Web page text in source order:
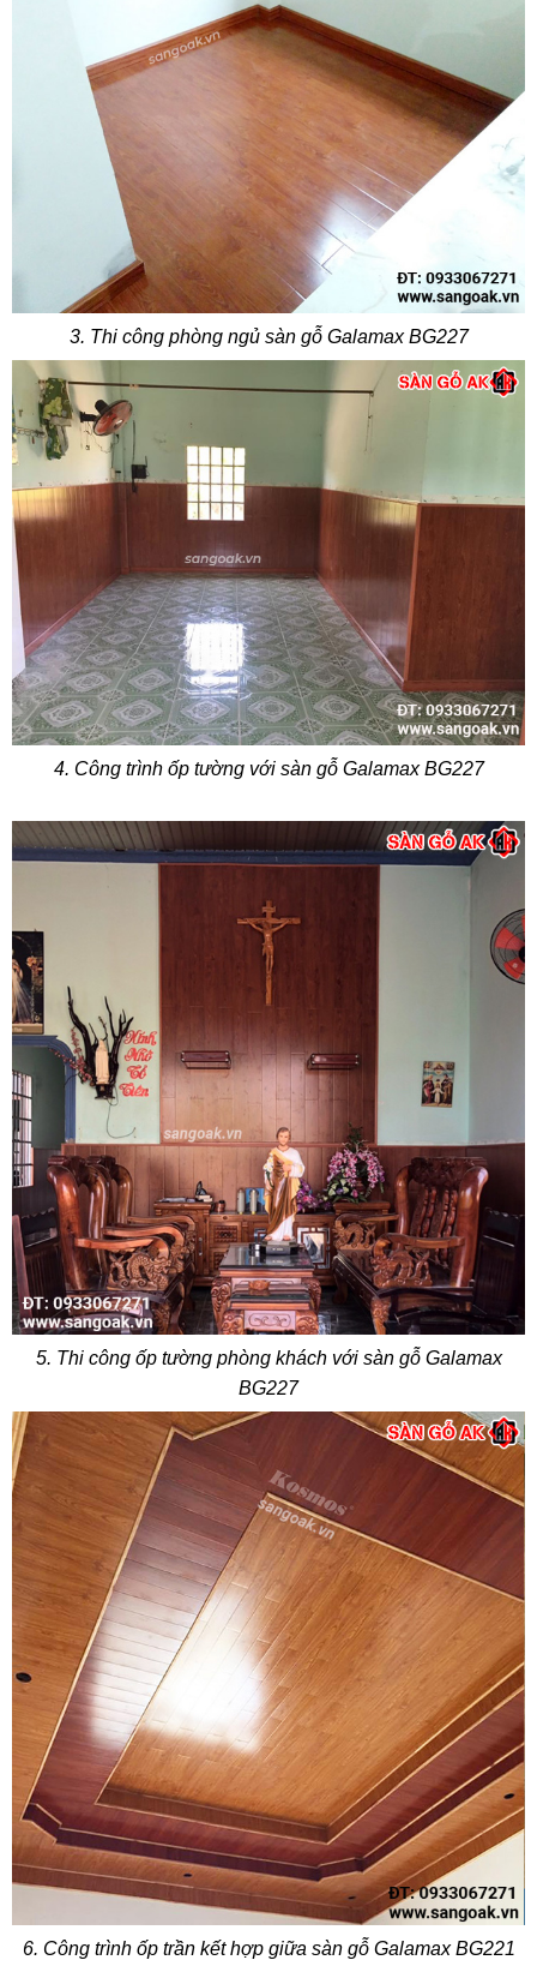
3. Thi công phòng ngủ sàn gỗ Galamax BG227
4. Công trình ốp tường với sàn gỗ Galamax BG227
5. Thi công ốp tường phòng khách với sàn gỗ Galamax
BG227
6. Công trình ốp trần kết hợp giữa sàn gỗ Galamax BG221